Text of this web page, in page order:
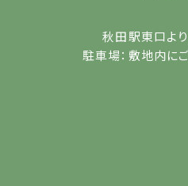
秋田駅東口よ
駐車場：敷地内に